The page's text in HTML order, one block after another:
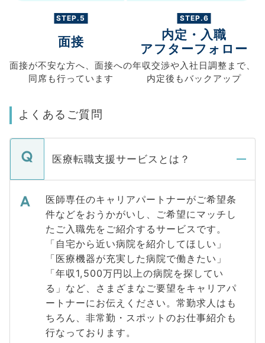
STEP.5
面接
面接が不安な方へ、 面接への
同席も行っています
STEP.6
内定・入職
アフターフォロー
年収交渉や入社日調整まで、
内定後もバックアップ
よくあるご質問
医療転職支援サービスとは？
医師専任のキャリアパートナーがご希望条
件などをおうかがいし、ご希望にマッチし
たご入職先をご紹介するサービスです。
「自宅から近い病院を紹介してほしい」
「医療機器が充実した病院で働きたい」
「年収1,500万円以上の病院を探してい
る」など、さまざまなご要望をキャリアパ
ートナーにお伝えください。常勤求人はも
ちろん、非常勤・スポットのお仕事紹介も
行なっております。